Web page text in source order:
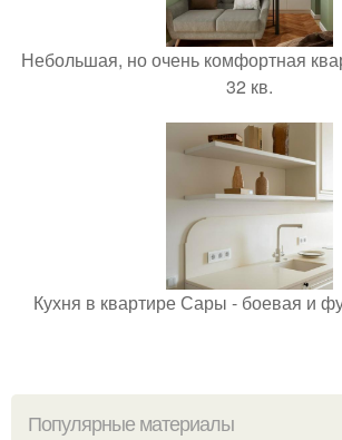
Небольшая, но очень комфортная
32 кв.
Кухня в квартире Сары - боевая и
Популярные материалы